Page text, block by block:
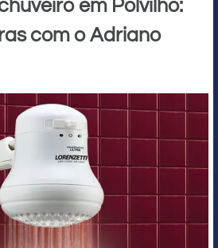
em Polvilho:
com o Adriano